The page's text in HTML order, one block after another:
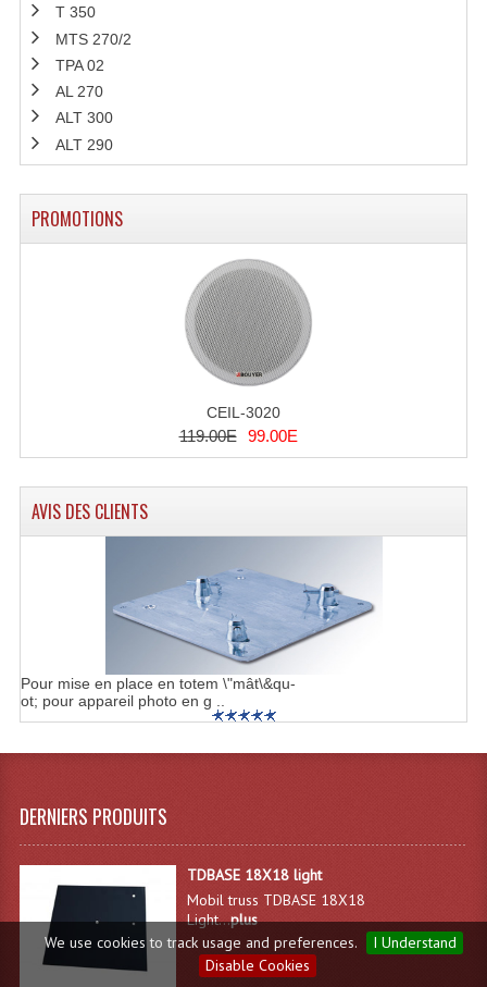
We use cookies to track usage and preferences.
I Understand
Disable Cookies
T 350
MTS 270/2
TPA 02
AL 270
ALT 300
ALT 290
PROMOTIONS
CEIL-3020
119.00E 99.00E
AVIS DES CLIENTS
Pour mise en place en totem \"mât\&qu-
ot; pour appareil photo en g ..
DERNIERS PRODUITS
TDBASE 18X18 light
Mobil truss TDBASE 18X18
Light...plus